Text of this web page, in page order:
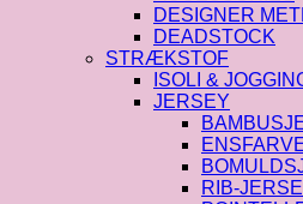
DESIGNER
DEADSTOCK
STRÆKSTOF
ISOLI &
JERSEY
RIB-